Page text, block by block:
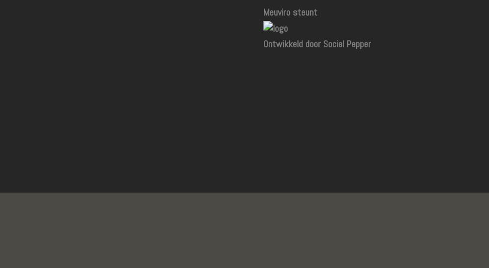
Meuviro steunt
Ontwikkeld door Social Pepper